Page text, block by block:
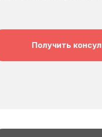
Получить